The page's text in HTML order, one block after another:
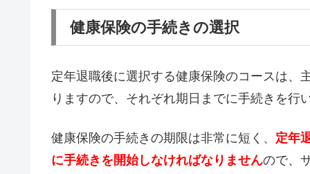
健康保険の手続きの選択
定年退職後に選択する健康保険のコースは、
りますので、それぞれ期日までに手続きを行
健康保険の手続きの期限は非常に短く、 定年
に手続きを開始しなければなりませんので、